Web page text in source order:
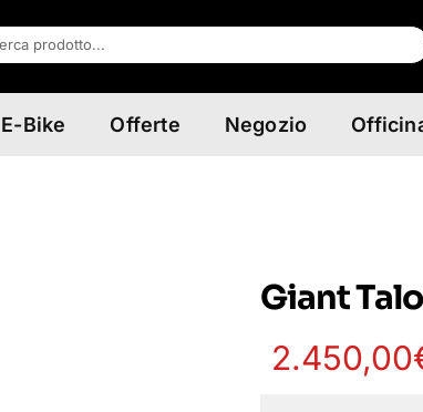
E-Bike Offerte Negozio
Giant
2.450,00